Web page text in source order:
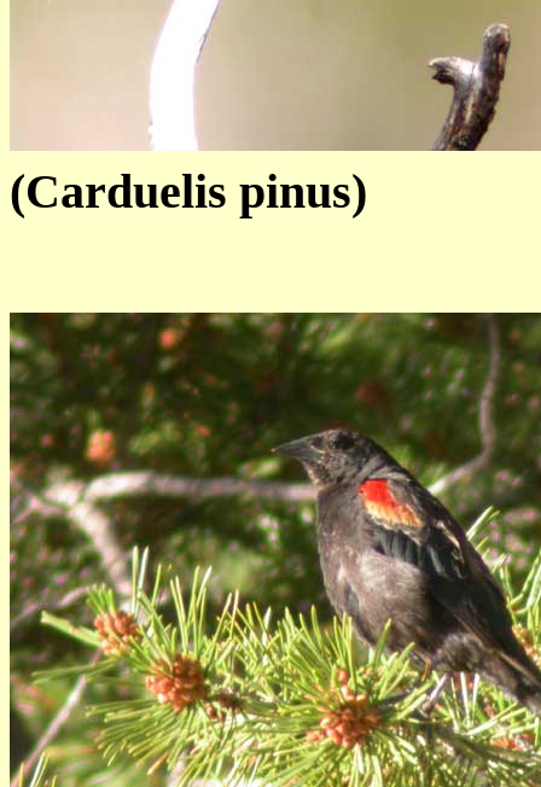
(Carduelis pinus)